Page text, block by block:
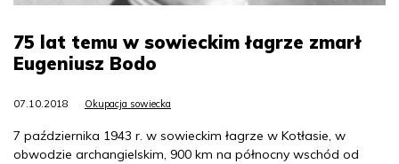
75 lat temu w sowieckim łagrze zmarł
Eugeniusz Bodo
07.10.2018 Okupacja sowiecka
7 października 1943 r. w sowieckim łagrze w Kotłasie, w
obwodzie archangielskim, 900 km na północny wschód od